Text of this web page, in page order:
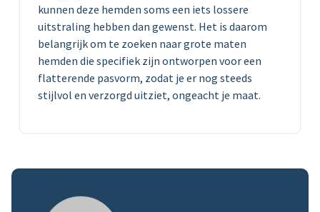
kunnen deze hemden soms een iets lossere
uitstraling hebben dan gewenst. Het is daarom
belangrijk om te zoeken naar grote maten
hemden die specifiek zijn ontworpen voor een
flatterende pasvorm, zodat je er nog steeds
stijlvol en verzorgd uitziet, ongeacht je maat.